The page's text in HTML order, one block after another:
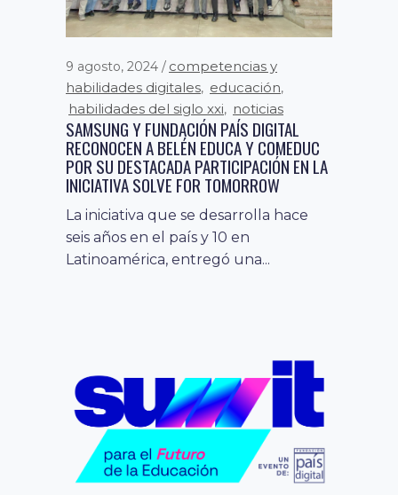
9 agosto, 2024
competencias y
habilidades digitales, educación,
habilidades del siglo xxi, noticias
SAMSUNG Y FUNDACIÓN PAÍS DIGITAL
RECONOCEN A BELÉN EDUCA Y COMEDUC
POR SU DESTACADA PARTICIPACIÓN EN LA
INICIATIVA SOLVE FOR TOMORROW
La iniciativa que se desarrolla hace
seis años en el país y 10 en
Latinoamérica, entregó una...